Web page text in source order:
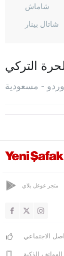
شاماش
شاتال بينار
فاطصا
غول كايلي
كاباتشا
كورغان
مسعودية
بيرشيمبيه
التركي
- مسعودية
متجر غوغل بلاي
الاجتماعي
الذكية